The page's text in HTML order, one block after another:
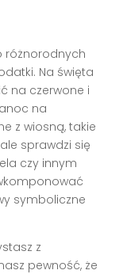
różnorodnych
Na święta
na czerwone i
na
z wiosną, takie
sprawdzi się
czy innym
symboliczne
z
pewność, że